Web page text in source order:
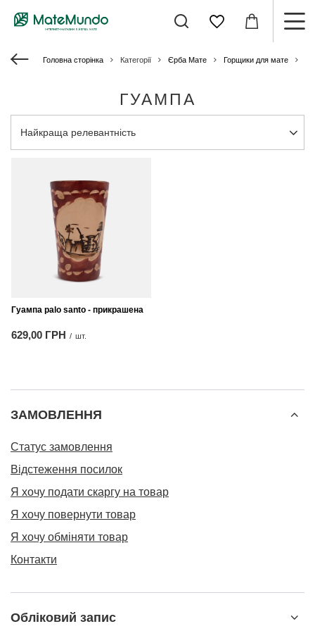
Головна сторінка Категорії Єрба Мате Горщики для мате
ГУАМПА
Змінити сортування
Найкраща релевантність
Гуампа palo santo - прикрашена
629,00 ГРН / шт.
ЗАМОВЛЕННЯ
Статус замовлення
Відстеження посилок
Я хочу подати скаргу на товар
Я хочу повернути товар
Я хочу обміняти товар
Контакти
Обліковий запис